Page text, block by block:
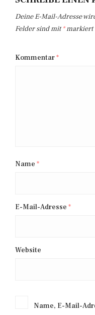
Deine E-Mail-Adresse
Felder sind mit*markiert
Kommentar*
Name *
E-Mail-Adresse *
Website
Name, E-Mail-